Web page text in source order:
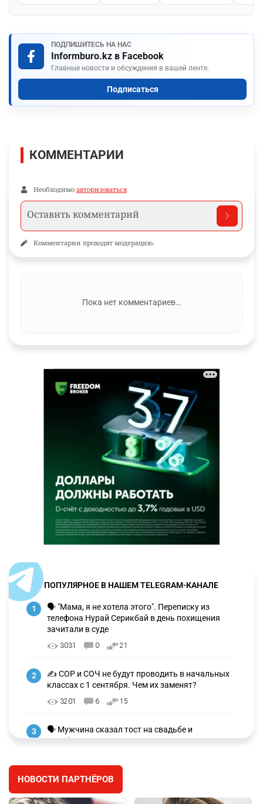
ПОДПИШИТЕСЬ НА НАС
Informburo.kz в Facebook
Главные новости и обсуждения в вашей ленте.
Подписаться
КОММЕНТАРИИ
Необходимо авторизоваться
Комментарии проходят модерацию.
Пока нет комментариев…
ПОПУЛЯРНОЕ В НАШЕМ TELEGRAM-КАНАЛЕ
1
🗣 "Мама, я не хотела этого". Переписку из
телефона Нурай Серикбай в день похищения
зачитали в суде
3031 0 21
2
✍️ СОР и СОЧ не будут проводить в начальных
классах с 1 сентября. Чем их заменят?
3201 6 15
3
🗣 Мужчина сказал тост на свадьбе и
заработал уголовное дело
⚠️ Доброе утро, друзья! Предлагаем обзор
главных новостей за 4 августа
НОВОСТИ ПАРТНЁРОВ